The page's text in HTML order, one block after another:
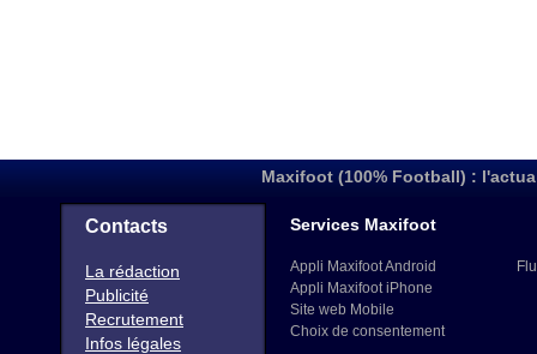
Maxifoot (100% Football) :
Contacts
La rédaction
Publicité
Recrutement
Infos légales
Services Maxifoot
Appli Maxifoot Android
Appli Maxifoot iPhone
Site web Mobile
Choix de consentement